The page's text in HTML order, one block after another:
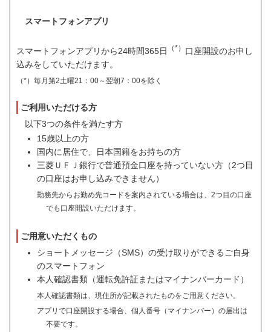
スマートフォンアプリ
スマートフォンアプリから24時間365日 （*） 口座開設のお申し
込みをしていただけます。
（*）毎月第2土曜21：00～翌朝7：00を除く
ご利用いただける方
以下3つの条件を満たす方
15歳以上の方
国内に居住で、日本国籍をお持ちの方
三菱ＵＦＪ銀行で普通預金口座を持っていない方（2つ目
の口座はお申し込みできません）
勤務先からお勤め先コードを案内されている場合は、2つ目の口座
でも口座開設いただけます。
ご用意いただくもの
ショートメッセージ（SMS）の受け取りができるご自身
のスマートフォン
本人確認書類（運転免許証またはマイナンバーカード）
本人確認書類は、現住所が記載されたものをご用意ください。
アプリで口座開設する場合、個人番号（マイナンバー）の届出は
不要です。